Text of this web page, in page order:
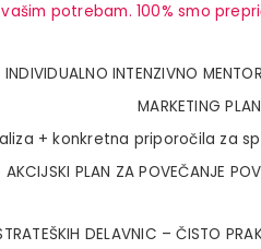
potrebam. 100% smo
INDIVIDUALNO INTENZIVNO
MARKETING
+ konkretna priporočila za
AKCIJSKI PLAN ZA POVEČANJE
DELAVNIC – ČISTO